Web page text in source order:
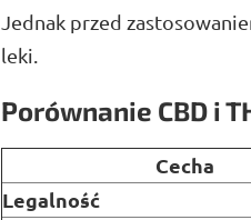
Jednak przed
leki.
Porównanie CBD i
Cecha
Legalność